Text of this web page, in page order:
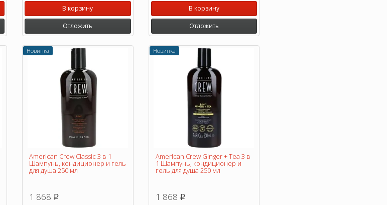
В корзину
Отложить
В корзину
Отложить
Новинка
American Crew Classic 3 в 1
Шампунь, кондиционер и гель
для душа 250 мл
1 868 p
Новинка
American Crew Ginger + Tea 3 в
1 Шампунь, кондиционер и
гель для душа 250 мл
1 868 p